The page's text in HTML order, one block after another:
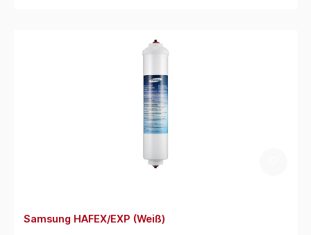
Samsung HAFEX/EXP (Weiß)